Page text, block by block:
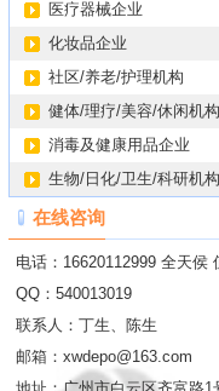
医疗器械企业
化妆品企业
社区/养老/护理机构
健体/理疗/美容/休闲机构
消毒及健康用品企业
生物/日化/卫生/科研机构
在线咨询
电话：16620112999 全天侯
QQ：540013019
联系人：丁生、陈生
邮箱：xwdepo@163.com